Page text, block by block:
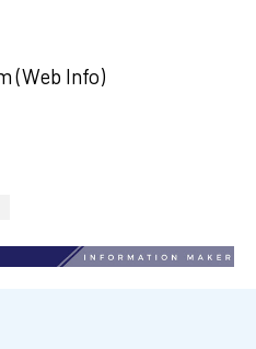
(Web Info)